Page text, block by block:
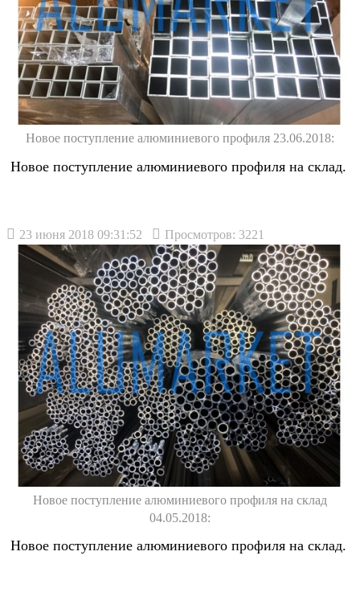
Новое поступление алюминиевого профиля 23.06.2018:
Новое поступление алюминиевого профиля на склад.
23 июня 2018 09:31:52 Просмотров: 3221
Новое поступление алюминиевого профиля на склад
04.05.2018:
Новое поступление алюминиевого профиля на склад.